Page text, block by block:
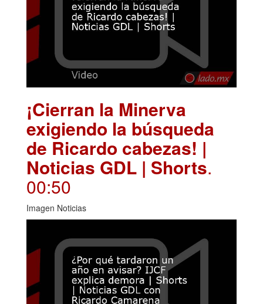
¡Cierran la Minerva
exigiendo la búsqueda
de Ricardo cabezas! |
Noticias GDL | Shorts.
00:50
Imagen Noticias